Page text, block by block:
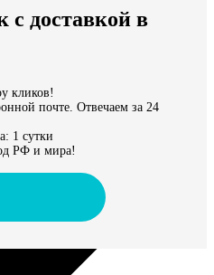
с доставкой в
кликов!
почте. Отвечаем за 24
1 сутки
РФ и мира!